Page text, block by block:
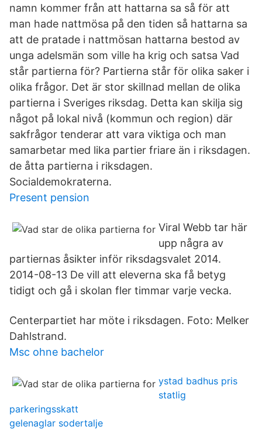
namn kommer från att hattarna sa så för att
man hade nattmösa på den tiden så hattarna sa
att de pratade i nattmösan hattarna bestod av
unga adelsmän som ville ha krig och satsa Vad
står partierna för? Partierna står för olika saker i
olika frågor. Det är stor skillnad mellan de olika
partierna i Sveriges riksdag. Detta kan skilja sig
något på lokal nivå (kommun och region) där
sakfrågor tenderar att vara viktiga och man
samarbetar med lika partier friare än i riksdagen.
de åtta partierna i riksdagen.
Socialdemokraterna.
Present pension
Viral Webb tar här
upp några av
partiernas åsikter inför riksdagsvalet 2014.
2014-08-13 De vill att eleverna ska få betyg
tidigt och gå i skolan fler timmar varje vecka.
Centerpartiet har möte i riksdagen. Foto: Melker
Dahlstrand.
Msc ohne bachelor
ystad badhus pris
statlig
parkeringsskatt
gelenaglar sodertalje